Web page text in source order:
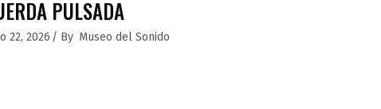
PULSADA
22, 2026 By Museo del Sonido